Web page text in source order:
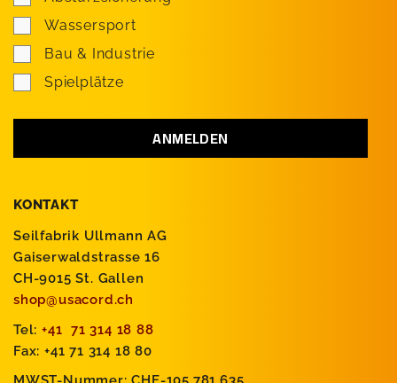
KONTAKT
Seilfabrik Ullmann AG
Gaiserwaldstrasse 16
CH-9015 St. Gallen
shop@usacord.ch
Tel: +41 71 314 18 88
Fax: +41 71 314 18 80
Wassersport
Bau & Industrie
Spielplätze